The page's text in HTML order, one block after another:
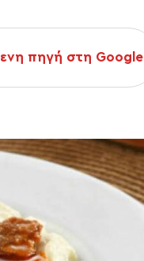
πηγή στη Google